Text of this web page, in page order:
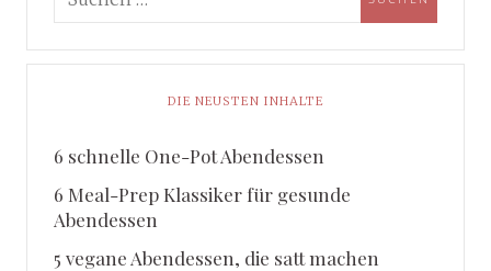
DIE NEUSTEN INHALTE
6 schnelle One-Pot Abendessen
6 Meal-Prep Klassiker für gesunde
Abendessen
5 vegane Abendessen, die satt machen